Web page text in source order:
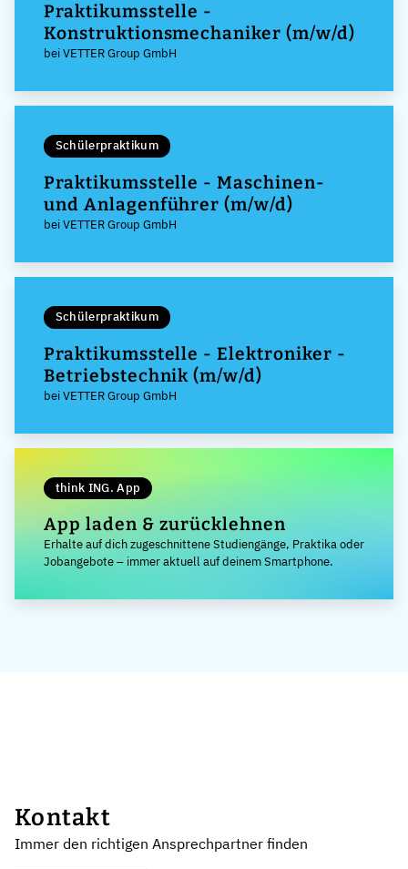
Praktikumsstelle -
Konstruktionsmechaniker (m/w/d)
bei VETTER Group GmbH
Schülerpraktikum
Praktikumsstelle - Maschinen-
und Anlagenführer (m/w/d)
bei VETTER Group GmbH
Schülerpraktikum
Praktikumsstelle - Elektroniker -
Betriebstechnik (m/w/d)
bei VETTER Group GmbH
think ING. App
App laden & zurücklehnen
Erhalte auf dich zugeschnittene Studiengänge, Praktika oder
Jobangebote – immer aktuell auf deinem Smartphone.
Kontakt
Immer den richtigen Ansprechpartner finden